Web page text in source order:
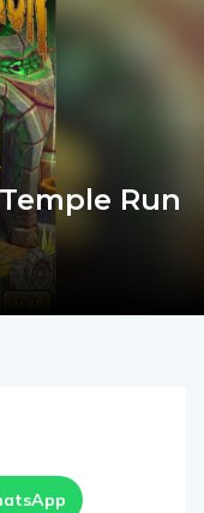
Run